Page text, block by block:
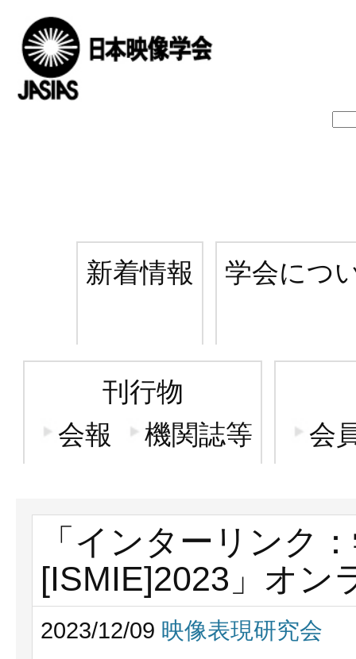
新着情報 学会につ
刊行物
会報
機関誌等 会
「インターリンク
[ISMIE]2023」オン
2023/12/09 映像表現研究会